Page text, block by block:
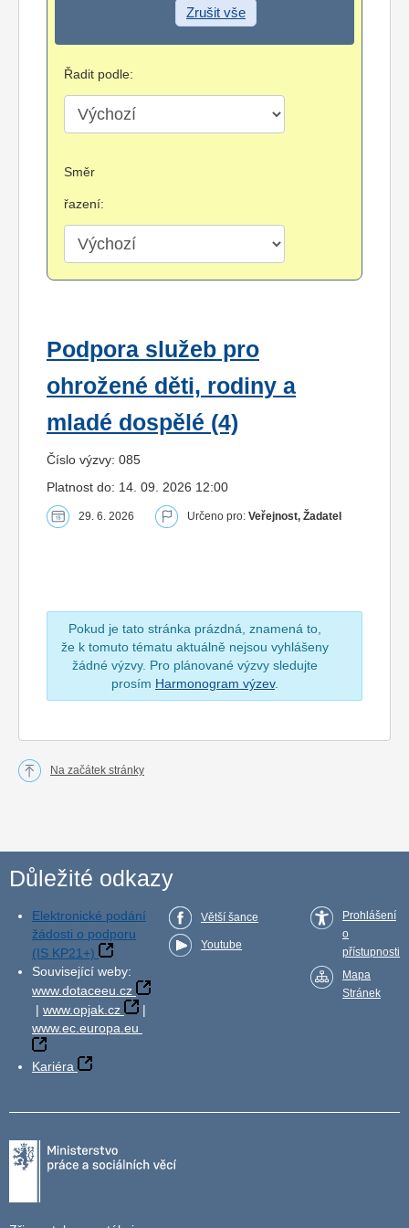
Zrušit vše
Řadit podle:
Směr
řazení:
Podpora služeb pro
ohrožené děti, rodiny a
mladé dospělé (4)
Číslo výzvy: 085
Platnost do: 14. 09. 2026 12:00
29. 6. 2026 Určeno pro: Veřejnost, Žadatel
Pokud je tato stránka prázdná, znamená to,
že k tomuto tématu aktuálně nejsou vyhlášeny
žádné výzvy. Pro plánované výzvy sledujte
prosím Harmonogram výzev.
Na začátek stránky
Důležité odkazy
Elektronické podání
žádosti o podporu
(IS KP21+)
Související weby:
www.dotaceeu.cz
| www.opjak.cz
|
www.ec.europa.eu
Kariéra
Větší šance
Youtube
Prohlášení
o
přístupnosti
Mapa
Stránek